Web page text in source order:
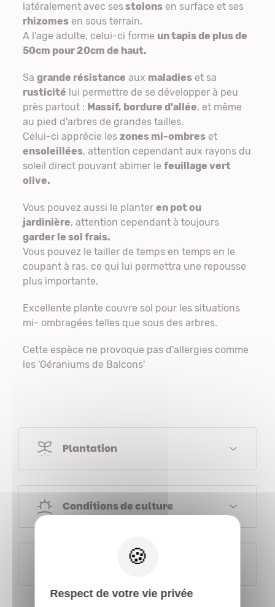
latéralement avec sesstolonsen surface et ses
rhizomesen sous terrain.
A l'age adulte, celui-ci forme un tapis de plus de
50cm pour 20cm de haut.
Sa grande résistance aux maladieset sa
rusticité lui permettre de se développer à peu
près partout : Massif, bordure d'allée, et même
au pied d'arbres de grandes tailles.
Celui-ci apprécie les zones mi-ombreset
ensoleillées, attention cependant aux rayons du
soleil direct pouvant abimer le feuillage vert
olive.
Vous pouvez aussi le planter en pot ou
jardinière, attention cependant à toujours
garder le sol frais.
Vous pouvez le tailler de temps en temps en le
coupant à ras, ce qui lui permettra une repousse
plus importante.
Excellente plante couvre sol pour les situations
mi- ombragées telles que sous des arbres.
Cette espèce ne provoque pas d'allergies comme
les 'Géraniums de Balcons'
Plantation
Conditions de culture
Fiches botaniques
Respect de votre vie privée